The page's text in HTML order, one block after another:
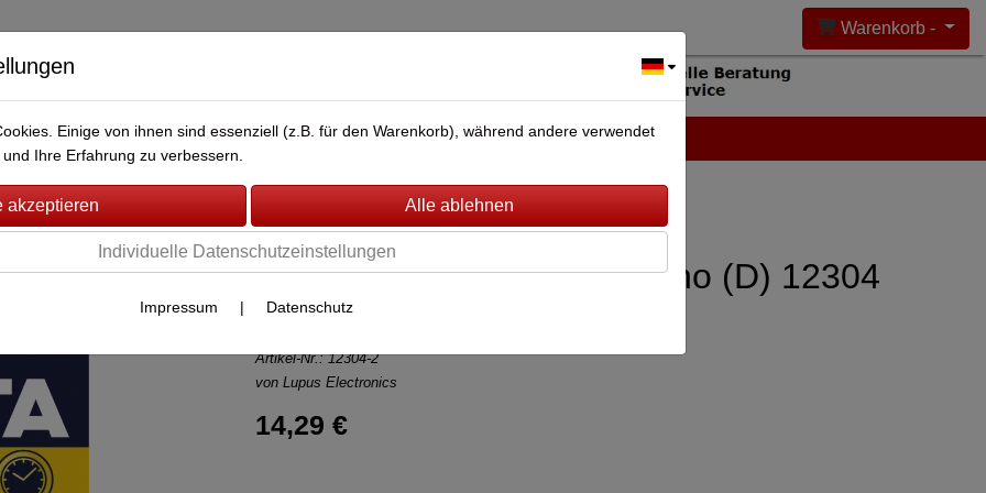
Warenkorb -
FAHRZEUG-ÜBERWACHUNG BRANDMELDEANLAGEN KONTAKT
XT(147)
Lupusec Batterie Alkali Mono (D) 12304
NEU&OVP
Artikel-Nr.:12304-2
von Lupus Electronics
14,29 €
Einige von ihnen sind essenziell (z.B. für den Warenkorb), während andere verwendet
Ihre Erfahrung zu verbessern.
Individuelle Datenschutzeinstellungen
Impressum | Datenschutz